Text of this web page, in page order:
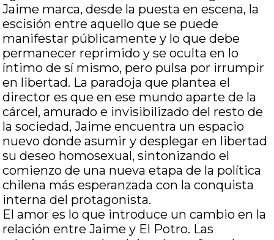
Jaime marca, desde la puesta en escena, la
escisión entre aquello que se puede
manifestar públicamente y lo que debe
permanecer reprimido y se oculta en lo
íntimo de sí mismo, pero pulsa por irrumpir
en libertad. La paradoja que plantea el
director es que en ese mundo aparte de la
cárcel, amurado e invisibilizado del resto de
la sociedad, Jaime encuentra un espacio
nuevo donde asumir y desplegar en libertad
su deseo homosexual, sintonizando el
comienzo de una nueva etapa de la política
chilena más esperanzada con la conquista
interna del protagonista.
El amor es lo que introduce un cambio en la
relación entre Jaime y El Potro. Las